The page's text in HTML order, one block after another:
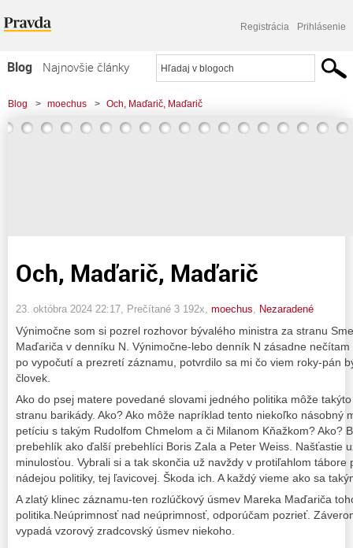
Registrácia Prihlásenie
Blog
Najnovšie články
Najčítanejšie články
Najkomentovanejšie články
Blog > moechus > Och, Maďarič, Maďarič
Och, Maďarič, Maďarič
23. októbra 2024 22:17 , Prečítané 3 192x, moechus Nezaradené
Výnimočne som si pozrel rozhovor bývalého ministra za stranu
Maďariča v denníku N. Výnimočne-lebo denník N zásadne
po vypočutí a prezretí záznamu, potvrdilo sa mi čo viem roky-pán
človek.
Ako do psej matere povedané slovami jedného politika môže
stranu barikády. Ako? Ako môže napríklad tento niekoľko násobný
petíciu s takým Rudolfom Chmelom a či Milanom Kňažkom? Ako?
prebehlík ako ďalší prebehlíci Boris Zala a Peter Weiss. Našťastie
minulosťou. Vybrali si a tak skončia už navždy v protiľahlom tábore
nádejou politiky, tej ľavicovej. Škoda ich. A každý vieme ako sa
A zlatý klinec záznamu-ten rozlúčkový úsmev Mareka Maďariča
politika.Neúprimnosť nad neúprimnosť, odporúčam pozrieť.
vypadá vzorový zradcovský úsmev niekoho.